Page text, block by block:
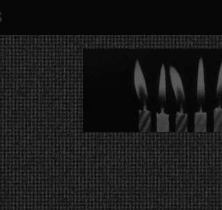
¿QUÉ ES